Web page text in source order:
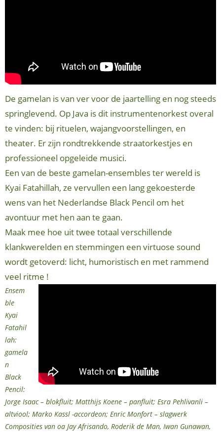
De gamelan is van ver voor de jaartelling en nog steeds
springlevend. Op Java is dit instrumentenorkest overal
te vinden: bij rituelen, wajangvoorstellingen, en
theater. Er zijn rondtrekkende straatorkestjes en
professioneel opgeleide musici.
Een van de beste gamelan-ensembles ter wereld is
Kyai Fatahillah, ze vervullen een lang gekoesterde
wens van het Nederlandse Black Pencil om het
avontuur met hen aan te gaan.
Maak mee hoe uit twee totaal verschillende
klankwerelden en stemmingen een virtuose sound
wordt getoverd: licht, humoristisch en met rammend
veel ritme !
Ensem
ble
Kyai
Fatahil
lah:
gamela
n
Black
Pencil:
Jorge Isaac – blokfluit; Matthijs Koene – panfluit; Esra Pehlivanli –
altviool; Marko Kassl -accordeon; Enric Monfort – slagwerk
Composities van oa Jay Afrisando, Roderik de Man, Iwan Gunawan,